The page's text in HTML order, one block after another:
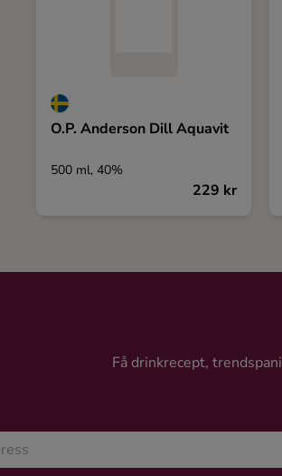
O.P. Anderson Dill Aquavit
500 ml, 40%
229 kr
Få drinkrecept,